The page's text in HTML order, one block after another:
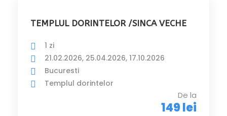
TEMPLUL DORINTELOR /SINCA VECHE
De la
149 lei
1 zi
21.02.2026, 25.04.2026, 17.10.2026
Bucuresti
Templul dorintelor